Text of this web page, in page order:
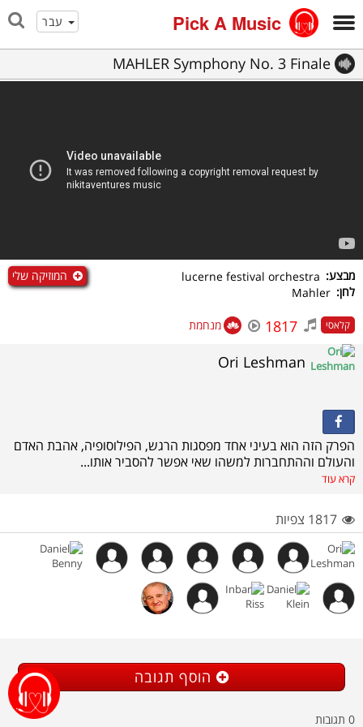
עבר Pick A Music
MAHLER Symphony No. 3 Finale
מבצע: lucerne festival orchestra
לחן: Mahler
המוזיקה שלי
קלאסי 1817 מנחמת
Ori Leshman
הפרק הזה הוא בעיני אחד מפסגות הרגש, הפילוסופיה, אהבת האדם
והעולם וההתחברות למשהו שאי אפשר להסביר אותו...
קרא עוד
1817 צפיות
הוסף תגובה
0 תגובות